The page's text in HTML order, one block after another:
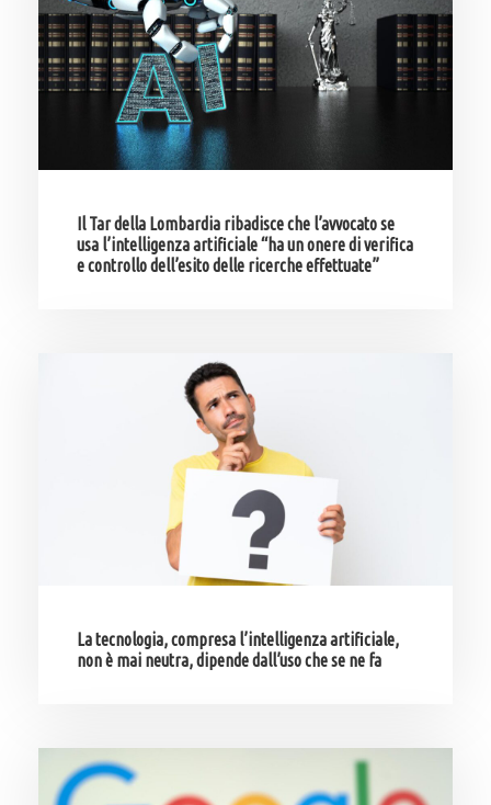
Il Tar della Lombardia ribadisce che l’avvocato se
usa l’intelligenza artificiale “ha un onere di verifica
e controllo dell’esito delle ricerche effettuate”
La tecnologia, compresa l’intelligenza artificiale,
non è mai neutra, dipende dall’uso che se ne fa